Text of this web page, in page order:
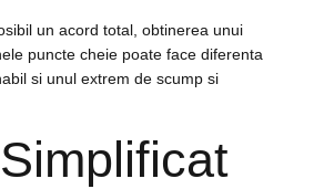
un acord total, obtinerea unui
puncte cheie poate face diferenta
si unul extrem de scump si